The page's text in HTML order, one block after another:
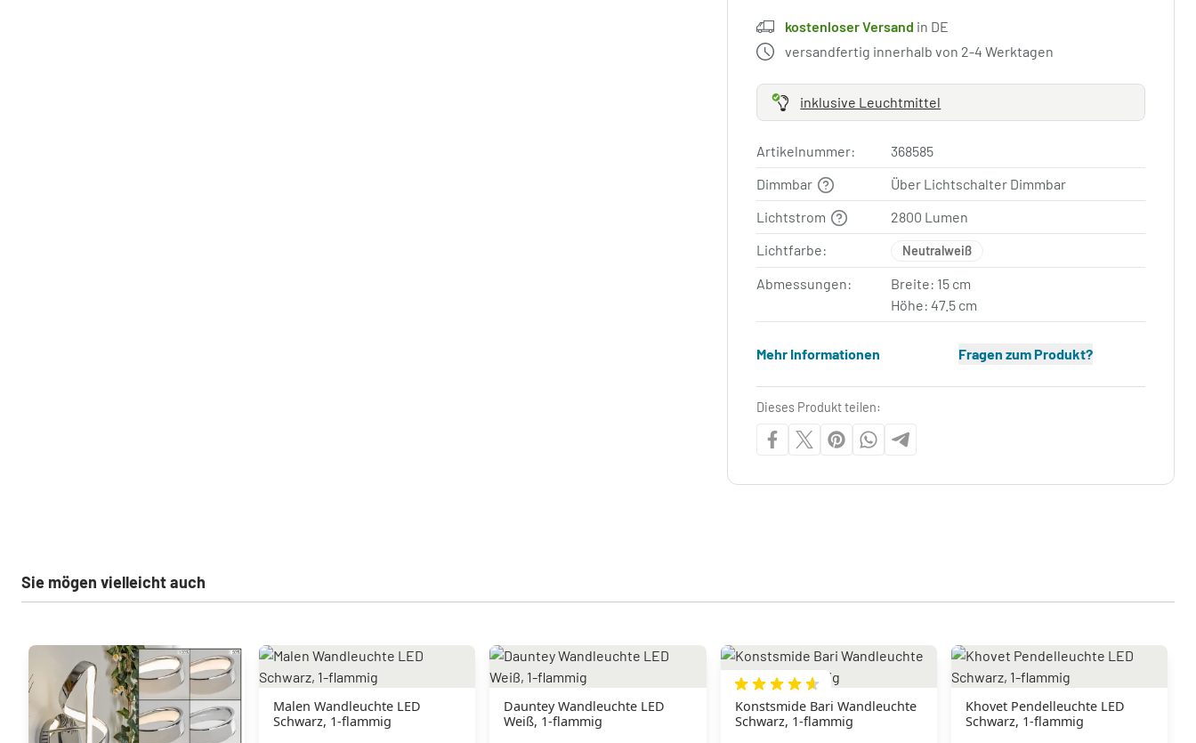
kostenloser Versand in DE
versandfertig innerhalb von 2-4 Werktagen
inklusive Leuchtmittel
Artikelnummer:
368585
Dimmbar
Über Lichtschalter Dimmbar
Lichtstrom
2800 Lumen
Lichtfarbe:
Neutralweiß
Abmessungen:
Breite: 15 cm
Höhe: 47.5 cm
Mehr Informationen Fragen zum Produkt?
Dieses Produkt teilen:
Sie mögen vielleicht auch
Malen Wandleuchte LED
Schwarz, 1-flammig
Dauntey Wandleuchte LED
Weiß, 1-flammig
Konstsmide Bari Wandleuchte
Schwarz, 1-flammig
Khovet Pendelleuchte LED
Schwarz, 1-flammig